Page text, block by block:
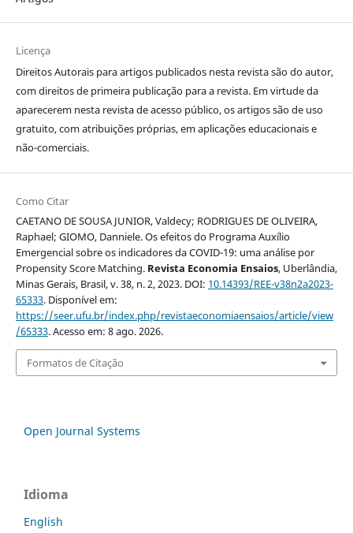
Licença
Direitos Autorais para artigos publicados nesta revista são do autor,
com direitos de primeira publicação para a revista. Em virtude da
aparecerem nesta revista de acesso público, os artigos são de uso
gratuito, com atribuições próprias, em aplicações educacionais e
não-comerciais.
Como Citar
CAETANO DE SOUSA JUNIOR, Valdecy; RODRIGUES DE OLIVEIRA,
Raphael; GIOMO, Danniele. Os efeitos do Programa Auxílio
Emergencial sobre os indicadores da COVID-19: uma análise por
Propensity Score Matching. Revista Economia Ensaios, Uberlândia,
Minas Gerais, Brasil, v. 38, n. 2, 2023. DOI: 10.14393/REE-v38n2a2023-
65333. Disponível em:
https://seer.ufu.br/index.php/revistaeconomiaensaios/article/view
/65333. Acesso em: 8 ago. 2026.
Formatos de Citação
Open Journal Systems
Idioma
English